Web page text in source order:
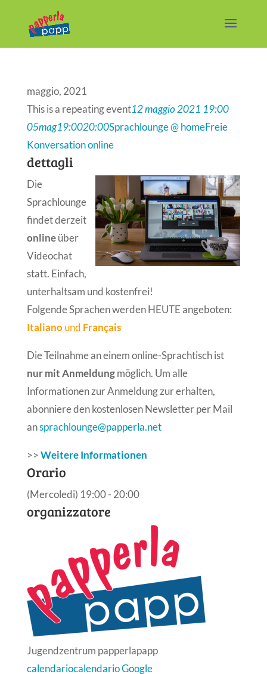
maggio, 2021
This is a repeating event12 maggio 2021 19:00
05mag19:0020:00Sprachlounge @ homeFreie
Konversation online
dettagli
Die
Sprachlounge
findet derzeit
onlineüber
Videochat
statt. Einfach,
unterhaltsam und kostenfrei!
Folgende Sprachen werden HEUTE angeboten:
Italiano und Français
Die Teilnahme an einem online-Sprachtisch ist
nur mit Anmeldungmöglich. Um alle
Informationen zur Anmeldung zur erhalten,
abonniere den kostenlosen Newsletter per Mail
ansprachlounge@papperla.net
>>Weitere Informationen
Orario
(Mercoledi) 19:00 - 20:00
organizzatore
Jugendzentrum papperlapapp
calendariocalendario Google